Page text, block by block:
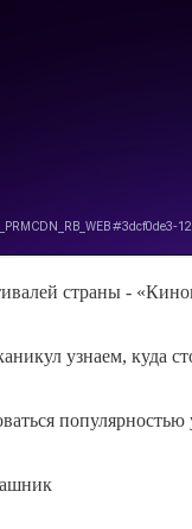
страны -
узнаем, куда